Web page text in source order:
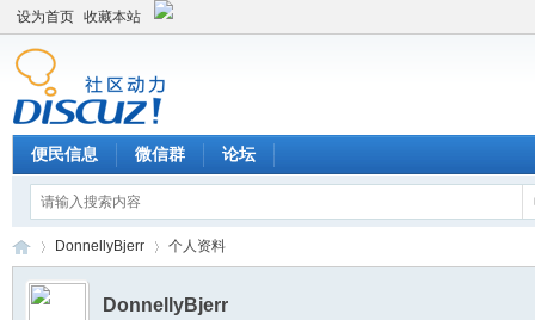
设为首页 收藏本站
便民信息 微信群 论坛
DonnellyBjerr 个人资料
DonnellyBjerr